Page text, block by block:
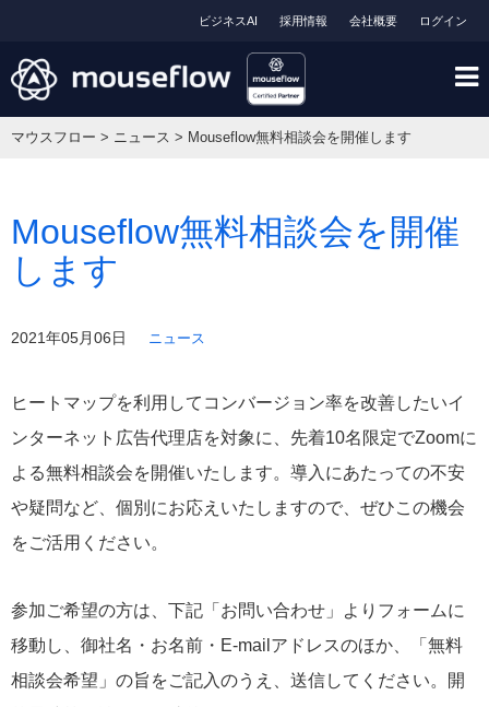
ログイン
会社概要
採用情報
ビジネスAI
マウスフロー > ニュース > Mouseflow無料相談会を開催します
Mouseflow無料相談会を開催
します
2021年05月06日 ニュース
ヒートマップを利用してコンバージョン率を改善したいイ
ンターネット広告代理店を対象に、先着10名限定でZoomに
よる無料相談会を開催いたします。導入にあたっての不安
や疑問など、個別にお応えいたしますので、ぜひこの機会
をご活用ください。
参加ご希望の方は、下記「お問い合わせ」よりフォームに
移動し、御社名・お名前・E-mailアドレスのほか、「無料
相談会希望」の旨をご記入のうえ、送信してください。開